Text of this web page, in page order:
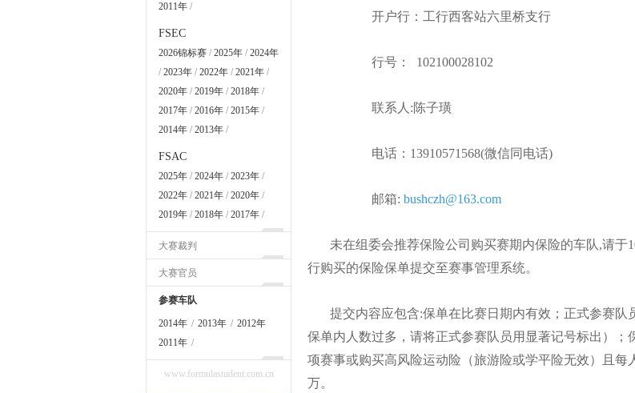
2011年 /
FSEC
2026锦标赛 / 2025年 / 2024年
/ 2023年 / 2022年 / 2021年 /
2020年 / 2019年 / 2018年 /
2017年 / 2016年 / 2015年 /
2014年 / 2013年 /
FSAC
2025年 / 2024年 / 2023年 /
2022年 / 2021年 / 2020年 /
2019年 / 2018年 / 2017年 /
大赛裁判
大赛官员
参赛车队
2014年 / 2013年 / 2012年
2011年 /
www.formulastudent.com.cn
开户行：工行西客站六里桥支行
行号： 102100028102
联系人:陈子璜
电话：13910571568(微信同电话)
邮箱: bushczh@163.com
未在组委会推荐保险公司购买赛期内保险的车队,请于
行购买的保险保单提交至赛事管理系统。
提交内容应包含:保单在比赛日期内有效；正式参赛队
保单内人数过多，请将正式参赛队员用显著记号标出）；
项赛事或购买高风险运动险（旅游险或学平险无效）且每
万。